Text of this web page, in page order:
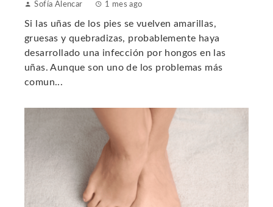
Sofía Alencar 1 mes ago
Si las uñas de los pies se vuelven amarillas,
gruesas y quebradizas, probablemente haya
desarrollado una infección por hongos en las
uñas. Aunque son uno de los problemas más
comun...